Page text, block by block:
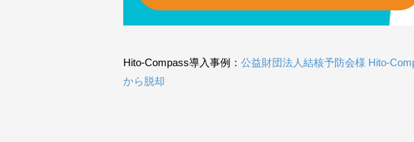
Hito-Compass導入事例： 公益財団法人結核予防会様 Hito-
から脱却